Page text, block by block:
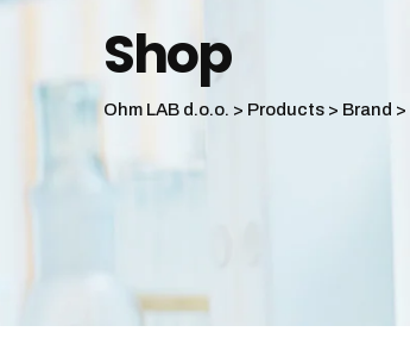
Shop
Ohm LAB d.o.o. > Products > Brand >